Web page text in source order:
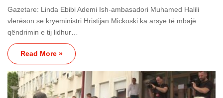
Gazetare: Linda Ebibi Ademi Ish-ambasadori Muhamed Halili
vlerëson se kryeministri Hristijan Mickoski ka arsye të mbajë
qëndrimin e tij lidhur…
Read More »